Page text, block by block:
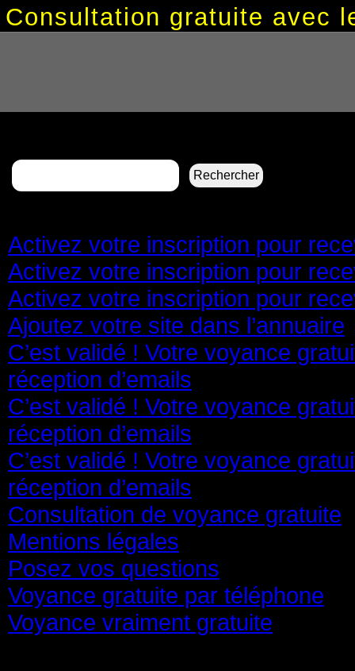
Consultation gratuite avec
Rechercher :
Activez votre inscription pour
Activez votre inscription pour
Activez votre inscription pour
Ajoutez votre site dans l’annuaire
C’est validé ! Votre voyance
réception d’emails
C’est validé ! Votre voyance
réception d’emails
C’est validé ! Votre voyance
réception d’emails
Consultation de voyance gratuite
Mentions légales
Posez vos questions
Voyance gratuite par téléphone
Voyance vraiment gratuite